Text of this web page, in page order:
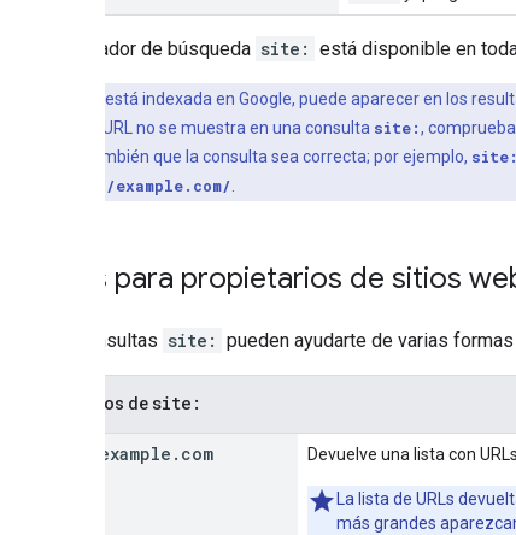
El operador de búsqueda site: está disponible en
Si una URL está indexada en Google, puede aparecer en los
sea así. Si una URL no se muestra en una consulta site:,
Comprueba también que la consulta sea correcta; por ejemplo,
site:https://example.com/
Usos para propietarios de sitios
Las consultas site: pueden ayudarte de varias
Ejemplos desite:
site:example . com Devuelve una lista con
La lista de URLs
más grandes